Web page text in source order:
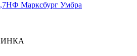
Марксбург Умбра